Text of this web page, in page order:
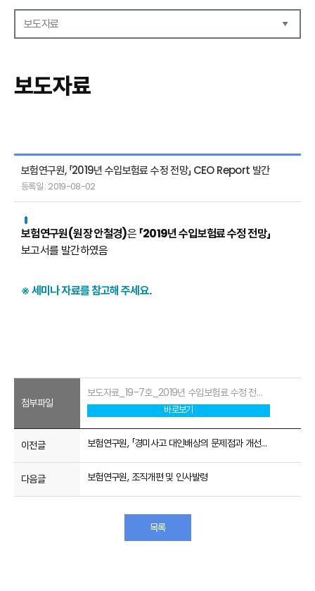
보도자료
언론기고
연구원동정
보도자료
보험연구원, 「2019년 수입보험료 수정 전망」 CEO Report 발간
등록일 : 2019-08-02
보험연구원(원장 안철경)은「2019년 수입보험료 수정 전망」
보고서를 발간하였음
※ 세미나 자료를 참고해 주세요.
첨부파일
보도자료_19-7호_2019년 수입보험료 수정 전망_1.pdf
바로보기
이전글 보험연구원, 「경미사고 대인배상의 문제점과 개선방안」 정책토론회 개최
다음글 보험연구원, 조직개편 및 인사발령
목록